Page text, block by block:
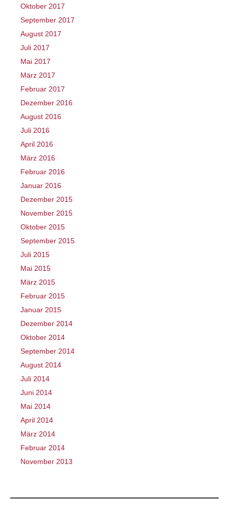
Oktober 2017
September 2017
August 2017
Juli 2017
Mai 2017
März 2017
Februar 2017
Dezember 2016
August 2016
Juli 2016
April 2016
März 2016
Februar 2016
Januar 2016
Dezember 2015
November 2015
Oktober 2015
September 2015
Juli 2015
Mai 2015
März 2015
Februar 2015
Januar 2015
Dezember 2014
Oktober 2014
September 2014
August 2014
Juli 2014
Juni 2014
Mai 2014
April 2014
März 2014
Februar 2014
November 2013